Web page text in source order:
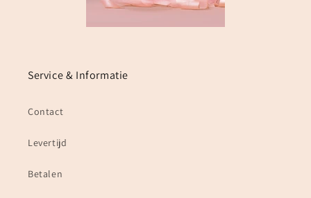
Service & Informatie
Contact
Levertijd
Betalen